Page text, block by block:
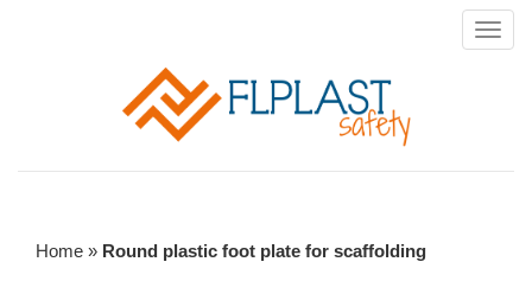
Home » Round plastic foot plate for scaffolding